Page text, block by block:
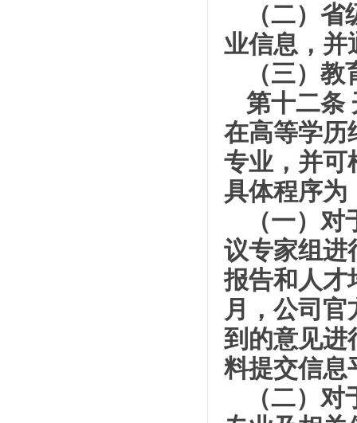
（二）
业信息，并
（三）
第十二条
在高等学历
专业，并可
具体程序为
（一）
议专家组进
报告和人才
月，公司
到的意见进
料提交信息
（二）